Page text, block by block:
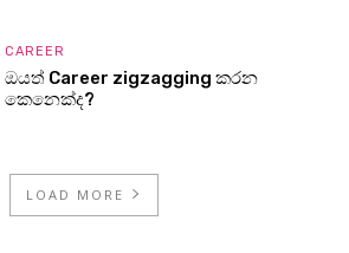
CAREER
ඔයත් Career zigzagging කරන
කෙනෙක්ද?
LOAD MORE